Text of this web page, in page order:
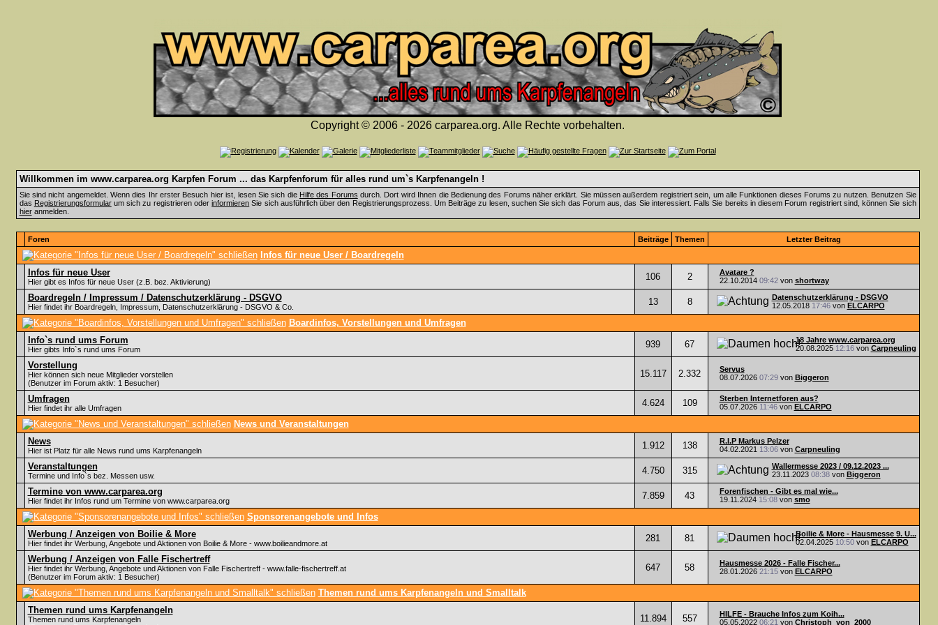
Copyright © 2006 - 2026 carparea.org. Alle Rechte vorbehalten.
Willkommen im www.carparea.org Karpfen Forum ... das Karpfenforum für alles rund um`s Karpfenangeln !
Sie sind nicht angemeldet. Wenn dies Ihr erster Besuch hier ist, lesen Sie sich die Hilfe des Forums durch. Dort wird Ihnen die Bedienung des Forums näher erklärt. Sie müssen außerdem registriert sein, um alle Funktionen dieses Forums zu nutzen. Benutzen Sie
das Registrierungsformularum sich zu registrieren oderinformieren Sie sich ausführlich über den Registrierungsprozess. Um Beiträge zu lesen, suchen Sie sich das Forum aus, das Sie interessiert. Falls Sie bereits in diesem Forum registriert sind, können Sie sich
hieranmelden.
Foren Beiträge Themen Letzter Beitrag
Infos für neue User / Boardregeln
Infos für neue User
Hier gibt es Infos für neue User (z.B. bez. Aktivierung) 106 2
Avatare ?
22.10.2014 09:42von shortway
Boardregeln / Impressum / Datenschutzerklärung - DSGVO
Hier findet ihr Boardregeln, Impressum, Datenschutzerklärung - DSGVO & Co. 13 8
Datenschutzerklärung - DSGVO
12.05.2018 17:46von ELCARPO
Boardinfos, Vorstellungen und Umfragen
Info`s rund ums Forum
Hier gibts Info`s rund ums Forum 939 67
18 Jahre www.carparea.org
20.08.2025 12:16von Carpneuling
Vorstellung
Hier können sich neue Mitglieder vorstellen
(Benutzer im Forum aktiv: 1 Besucher)
15.117 2.332
Servus
08.07.2026 07:29von Biggeron
Umfragen
Hier findet ihr alle Umfragen 4.624 109
Sterben Internetforen aus?
05.07.2026 11:46von ELCARPO
News und Veranstaltungen
News
Hier ist Platz für alle News rund ums Karpfenangeln 1.912 138
R.I.P Markus Pelzer
04.02.2021 13:06von Carpneuling
Veranstaltungen
Termine und Info`s bez. Messen usw. 4.750 315
Wallermesse 2023 / 09.12.2023 ...
23.11.2023 08:38von Biggeron
Termine von www.carparea.org
Hier findet ihr Infos rund um Termine von www.carparea.org 7.859 43
Forenfischen - Gibt es mal wie...
19.11.2024 15:08von smo
Sponsorenangebote und Infos
Werbung / Anzeigen von Boilie & More
Hier findet ihr Werbung, Angebote und Aktionen von Boilie & More - www.boilieandmore.at 281 81
Boilie & More - Hausmesse 9. U...
02.04.2025 10:50von ELCARPO
Werbung / Anzeigen von Falle Fischertreff
Hier findet ihr Werbung, Angebote und Aktionen von Falle Fischertreff - www.falle-fischertreff.at
(Benutzer im Forum aktiv: 1 Besucher)
647 58
Hausmesse 2026 - Falle Fischer...
28.01.2026 21:15von ELCARPO
Themen rund ums Karpfenangeln und Smalltalk
Themen rund ums Karpfenangeln
Themen rund ums Karpfenangeln
11.894 557
HILFE - Brauche Infos zum Koih...
05.05.2022 06:21 von Christoph_von_2000